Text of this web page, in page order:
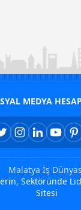
MEDYA
Malatya İş
Sektöründe
Sitesi